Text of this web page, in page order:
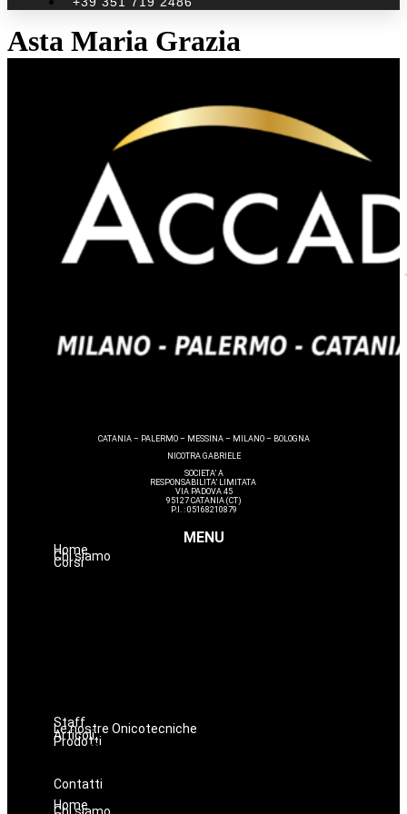
Asta Maria Grazia
CATANIA – PALERMO – MESSINA – MILANO – BOLOGNA
NICOTRA GABRIELE
SOCIETA’ A
RESPONSABILITA’ LIMITATA
VIA PADOVA 45
95127 CATANIA (CT)
P.I. : 05168210879
MENU
Home
Chi siamo
Corsi
Staff
Le nostre Onicotecniche
Articoli
ProdottiOniconails
Prodotti per ricostruzione unghie
Contatti
Home